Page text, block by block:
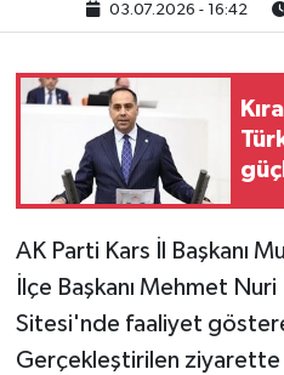
03.07.2026 - 16:42
AK Parti Kars İl Başkanı
İlçe Başkanı Mehmet
Sitesi'nde faaliyet
Gerçekleştirilen